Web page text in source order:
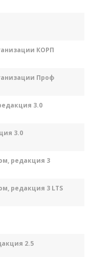
КОРП
Проф
3.0
3.0
редакция 3
редакция 3 LTS
2.5